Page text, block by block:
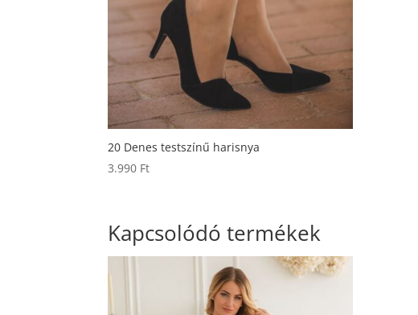
20 Denes testszínű harisnya
3.990 Ft
Kapcsolódó termékek